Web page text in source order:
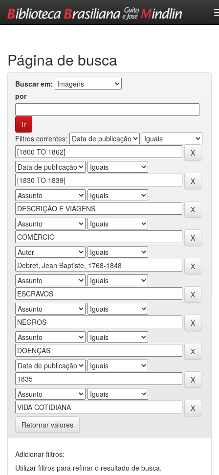
Página de busca
Buscar em:
por
Filtros correntes:
Retornar valores
Adicionar filtros:
Utilizar filtros para refinar o resultado de busca.